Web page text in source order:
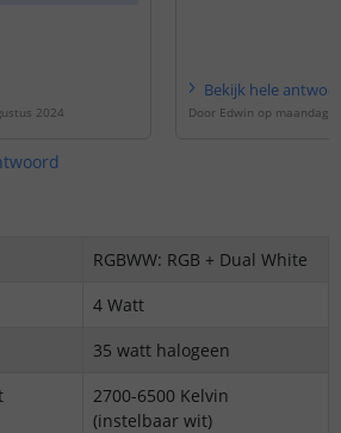
2024
Bekijk hele
Door Edwin op maandag
RGBWW: RGB + Dual White
4 Watt
35 watt halogeen
2700-6500 Kelvin
(instelbaar wit)